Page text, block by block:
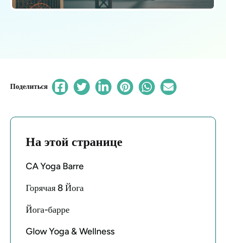
Поделиться
На этой странице
CA Yoga Barre
Горячая 8 Йога
Йога-барре
Glow Yoga & Wellness